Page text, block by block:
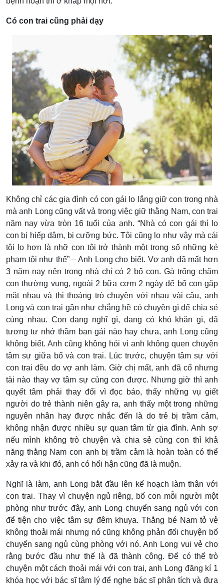
Có con trai cũng phải dạy
Không chỉ các gia đình có con gái lo lắng giữ con trong nhà
mà anh Long cũng vất vả trong việc giữ thằng Nam, con trai
năm nay vừa tròn 16 tuổi của anh. “Nhà có con gái thì lo
con bị hiếp dâm, bị cưỡng bức. Tôi cũng lo như vậy mà cái
tôi lo hơn là nhỡ con tôi trở thành một trong số những kẻ
phạm tội như thế” – Anh Long cho biết. Vợ anh đã mất hơn
3 năm nay nên trong nhà chỉ có 2 bố con. Gà trống chăm
con thường vụng, ngoài 2 bữa cơm 2 ngày để bố con gặp
mặt nhau và thi thoảng trò chuyện với nhau vài câu, anh
Long và con trai gần như chẳng hề có chuyện gì để chia sẻ
cùng nhau. Con đang nghĩ gì, đang có khó khăn gì, đã
tương tư nhớ thầm bạn gái nào hay chưa, anh Long cũng
không biết. Anh cũng không hỏi vì anh không quen chuyện
tâm sự giữa bố và con trai. Lúc trước, chuyện tâm sự với
con trai đều do vợ anh làm. Giờ chị mất, anh đã cố nhưng
tài nào thay vợ tâm sự cùng con được. Nhưng giờ thì anh
quyết tâm phải thay đổi vì đọc báo, thấy những vụ giết
người do trẻ thành niên gây ra, anh thấy một trong những
nguyên nhân hay được nhắc đến là do trẻ bị trầm cảm,
không nhận được nhiều sự quan tâm từ gia đình. Anh sợ
nếu mình không trò chuyện và chia sẻ cùng con thì khả
năng thằng Nam con anh bị trầm cảm là hoàn toàn có thể
xảy ra và khi đó, anh có hối hận cũng đã là muộn.
Nghĩ là làm, anh Long bắt đầu lên kế hoạch làm thân với
con trai. Thay vì chuyện ngủ riêng, bố con mỗi người một
phòng như trước đây, anh Long chuyển sang ngủ với con
để tiện cho việc tâm sự đêm khuya. Thằng bé Nam tỏ vẻ
không thoải mái nhưng nó cũng không phản đối chuyện bố
chuyển sang ngủ cùng phòng với nó. Anh Long vui vẻ cho
rằng bước đầu như thế là đã thành công. Để có thể trò
chuyện một cách thoải mái với con trai, anh Long đăng kí 1
khóa học với bác sĩ tâm lý để nghe bác sĩ phân tích và đưa